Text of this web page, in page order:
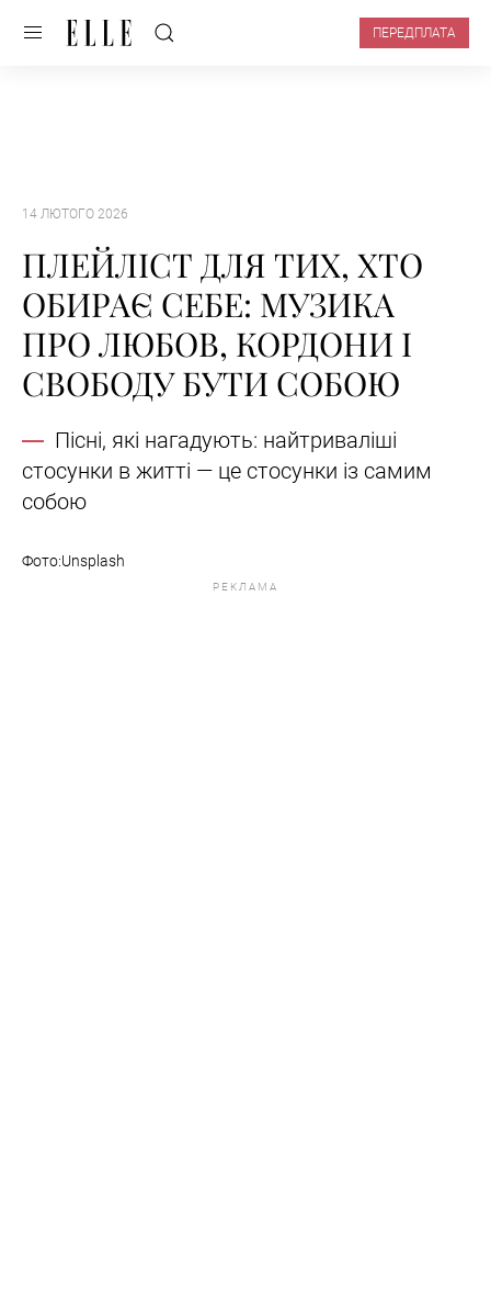
ПЕРЕДПЛАТА
14 ЛЮТОГО 2026
ПЛЕЙЛІСТ ДЛЯ ТИХ, ХТО
ОБИРАЄ СЕБЕ: МУЗИКА
ПРО ЛЮБОВ, КОРДОНИ І
СВОБОДУ БУТИ СОБОЮ
Пісні, які нагадують: найтриваліші
стосунки в житті — це стосунки із самим
собою
Фото:Unsplash
РЕКЛАМА